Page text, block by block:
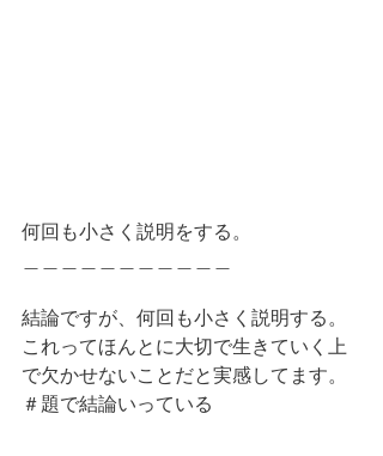
何回も小さく説明をする。
結論ですが、何回も小さく説明する。
これってほんとに大切で生きていく上
で欠かせないことだと実感してます。
＃題で結論いっている